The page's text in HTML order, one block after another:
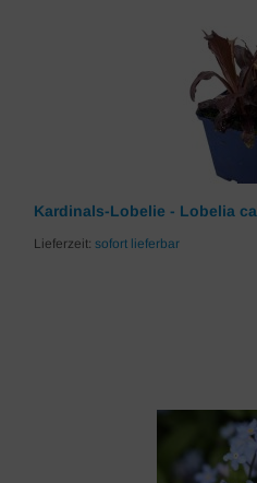
Kardinals-Lobelie - Lobelia
Lieferzeit: sofort lieferbar